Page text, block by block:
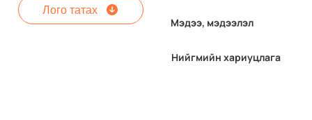
Лого татах
Мэдээ, мэдээлэл
Нийгмийн хариуцлага